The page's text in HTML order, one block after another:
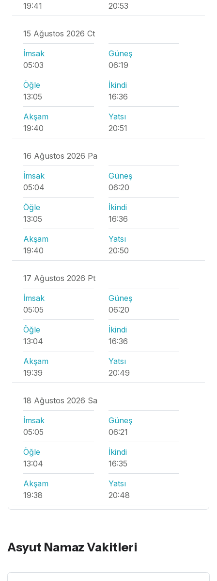
19:41
20:53
15 Ağustos 2026 Ct
İmsak
05:03
Güneş
06:19
Öğle
13:05
İkindi
16:36
Akşam
19:40
Yatsı
20:51
16 Ağustos 2026 Pa
İmsak
05:04
Güneş
06:20
Öğle
13:05
İkindi
16:36
Akşam
19:40
Yatsı
20:50
17 Ağustos 2026 Pt
İmsak
05:05
Güneş
06:20
Öğle
13:04
İkindi
16:36
Akşam
19:39
Yatsı
20:49
18 Ağustos 2026 Sa
İmsak
05:05
Güneş
06:21
Öğle
13:04
İkindi
16:35
Akşam
19:38
Yatsı
20:48
Asyut Namaz Vakitleri